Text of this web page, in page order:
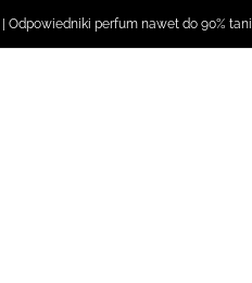
Odpowiedniki perfum nawet do 90%